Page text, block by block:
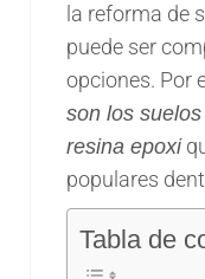
la reforma de
puede ser
opciones. Por
son los
resina epoxi
populares
Tabla de